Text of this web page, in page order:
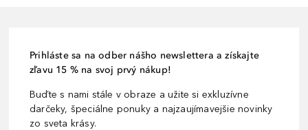
Prihláste sa na odber nášho newslettera a získajte
zľavu 15 % na svoj prvý nákup!
Buďte s nami stále v obraze a užite si exkluzívne
darčeky, špeciálne ponuky a najzaujímavejšie novinky
zo sveta krásy.